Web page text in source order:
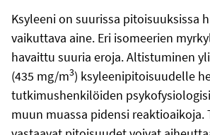
Ksyleeni on suurissa pitoisuuksissa
vaikuttava aine. Eri isomeerien
havaittu suuria eroja. Altistuminen
(435 mg/m3) ksyleenipitoisuudelle
tutkimushenkilöiden
muun muassa pidensi reaktioaikoja.